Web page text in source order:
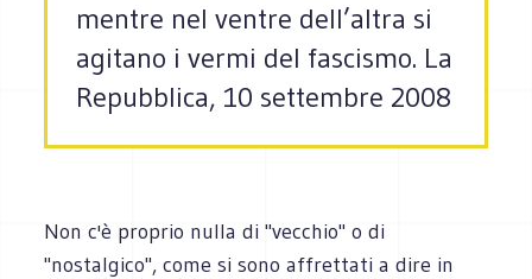
mentre nel ventre dell’altra si
agitano i vermi del fascismo. La
Repubblica, 10 settembre 2008
Non c'è proprio nulla di "vecchio" o di
"nostalgico", come si sono affrettati a dire in